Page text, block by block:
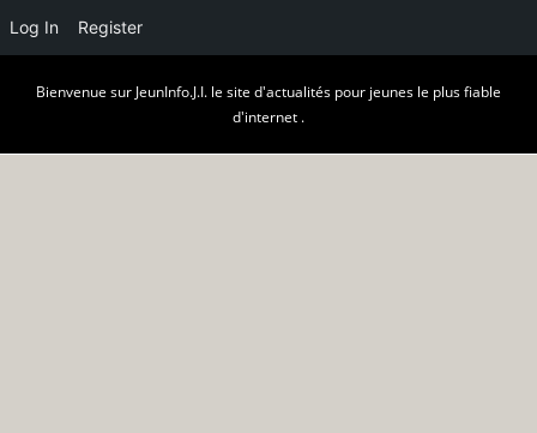
Log In Register
Bienvenue sur JeunInfo.J.I. le site d'actualités pour jeunes le plus fiable
d'internet .